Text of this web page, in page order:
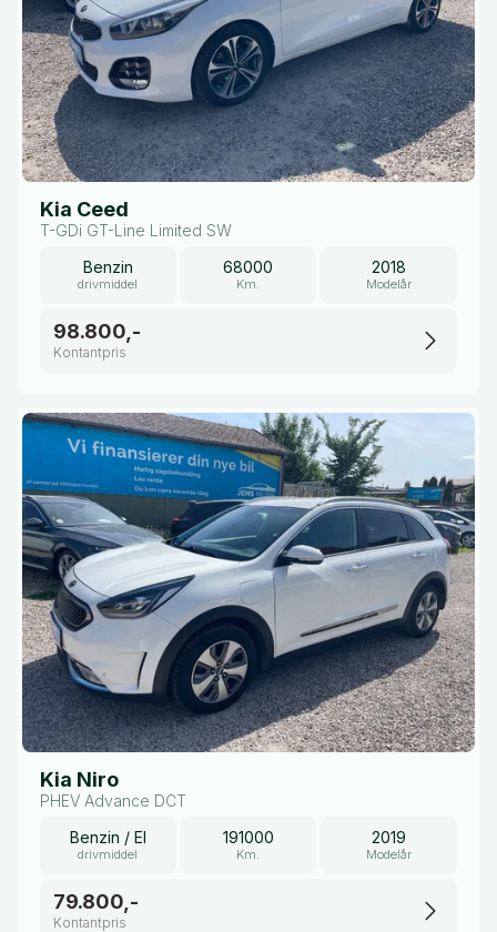
Kia Ceed
T-GDi GT-Line Limited SW
Benzin
drivmiddel
68000
Km.
2018
Modelår
98.800,-
Kontantpris
Kia Niro
PHEV Advance DCT
Benzin / El
drivmiddel
191000
Km.
2019
Modelår
79.800,-
Kontantpris